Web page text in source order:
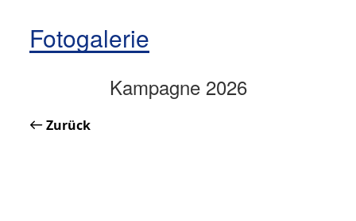
Fotogalerie
Kampagne 2026
Zurück